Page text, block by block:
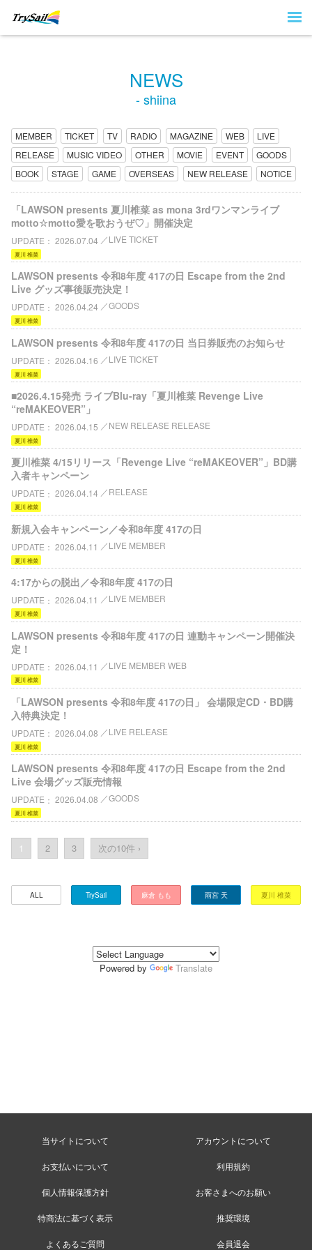
NEWS
- shiina
MEMBER TICKET TV RADIO MAGAZINE WEB
LIVE
RELEASE
MUSIC VIDEO OTHER MOVIE EVENT
GOODS
BOOK
STAGE GAME OVERSEAS NEW RELEASE NOTICE
「LAWSON presents 夏川椎菜 as mona 3rdワンマンライブ
motto☆motto愛を歌おうぜ♡」開催決定
UPDATE 2026.07.04 LIVE TICKET
夏川 椎菜
LAWSON presents 令和8年度 417の日 Escape from the 2nd
Live グッズ事後販売決定！
UPDATE 2026.04.24 GOODS
夏川 椎菜
LAWSON presents 令和8年度 417の日 当日券販売のお知らせ
UPDATE 2026.04.16 LIVE TICKET
夏川 椎菜
■2026.4.15発売 ライブBlu-ray「夏川椎菜 Revenge Live
“reMAKEOVER”」
UPDATE 2026.04.15 NEW RELEASE RELEASE
夏川 椎菜
夏川椎菜 4/15リリース「Revenge Live “reMAKEOVER”」BD購
入者キャンペーン
UPDATE 2026.04.14 RELEASE
夏川 椎菜
新規入会キャンペーン／令和8年度 417の日
UPDATE 2026.04.11 LIVE MEMBER
夏川 椎菜
4:17からの脱出／令和8年度 417の日
UPDATE 2026.04.11 LIVE MEMBER
夏川 椎菜
LAWSON presents 令和8年度 417の日 連動キャンペーン開催決
定！
UPDATE 2026.04.11 LIVE MEMBER WEB
夏川 椎菜
「LAWSON presents 令和8年度 417の⽇」 会場限定CD・BD購
入特典決定！
UPDATE 2026.04.08 LIVE RELEASE
夏川 椎菜
LAWSON presents 令和8年度 417の日 Escape from the 2nd
Live 会場グッズ販売情報
UPDATE 2026.04.08 GOODS
夏川 椎菜
1 2 3 次の10件 ›
ALL TrySail 麻倉 もも 雨宮 天 夏川 椎菜
Powered by Translate
当サイトについて アカウントについて
お支払いについて 利用規約
個人情報保護方針 お客さまへのお願い
特商法に基づく表示 推奨環境
よくあるご質問 会員退会